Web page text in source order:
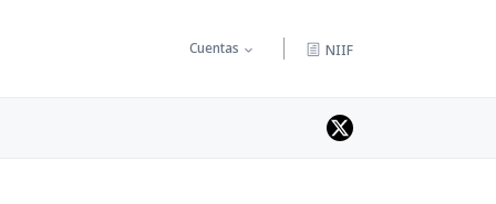
Cuentas NIIF